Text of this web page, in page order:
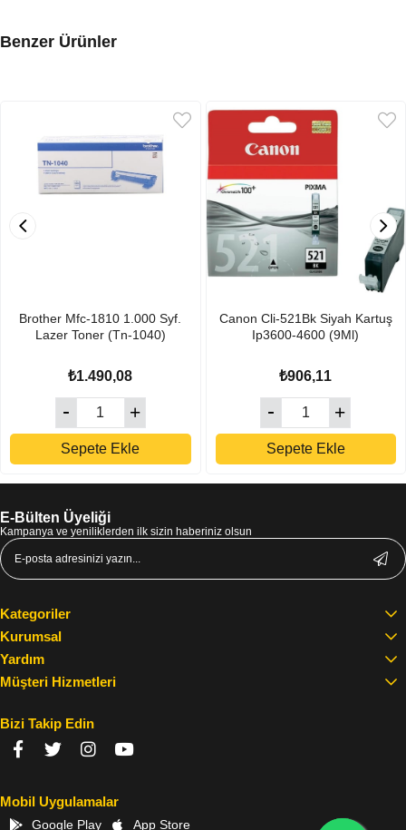
Benzer Ürünler
Brother Mfc-1810 1.000 Syf.
Lazer Toner (Tn-1040)
₺1.490,08
Sepete Ekle
Canon Cli-521Bk Siyah Kartuş
Ip3600-4600 (9Ml)
₺906,11
Sepete Ekle
E-Bülten Üyeliği
Kampanya ve yeniliklerden ilk sizin haberiniz olsun
Kategoriler
Kurumsal
Yardım
Müşteri Hizmetleri
Bizi Takip Edin
Mobil Uygulamalar
Google Play App Store